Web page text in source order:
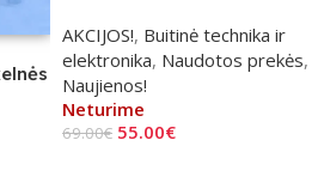
AKCIJOS!, Buitinė technika ir
elektronika, Naudotos prekės,
Naujienos!
Neturime
69.00€ 55.00€